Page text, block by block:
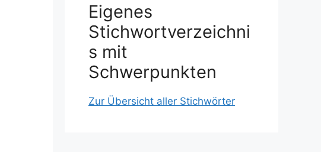
Eigenes
Stichwortverzeichni
s mit
Schwerpunkten
Zur Übersicht aller Stichwörter